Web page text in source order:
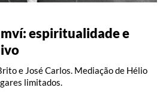
espiritualidade e
e José Carlos. Mediação de Hélio
limitados.
| AGORA:
nas artes visuais
Kássia Santoz. Parte da série
nas artes visuais
– Turma A
Vagas limitadas.